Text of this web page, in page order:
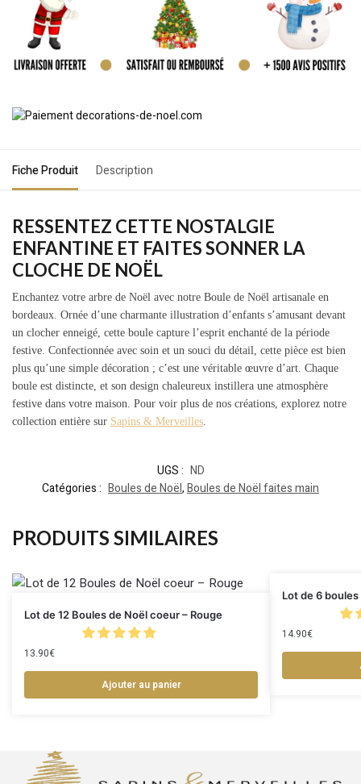
Fiche Produit Description
RESSENTEZ CETTE NOSTALGIE
ENFANTINE ET FAITES SONNER LA
CLOCHE DE NOËL
Enchantez votre arbre de Noël avec notre Boule de Noël artisanale en
bordeaux. Ornée d’une charmante illustration d’enfants s’amusant devant
un clocher enneigé, cette boule capture l’esprit enchanté de la période
festive. Confectionnée avec soin et un souci du détail, cette pièce est bien
plus qu’une simple décoration ; c’est une véritable œuvre d’art. Chaque
boule est distincte, et son design chaleureux instillera une atmosphère
festive dans votre maison. Pour voir plus de nos créations, explorez notre
collection entière sur Sapins & Merveilles
UGS : ND
Catégories : Boules de Noël,Boules de Noël faites main
PRODUITS SIMILAIRES
Lot de 12 Boules de Noël coeur – Rouge
13.90€
Ajouter au panier
Lot de 6
14.90€